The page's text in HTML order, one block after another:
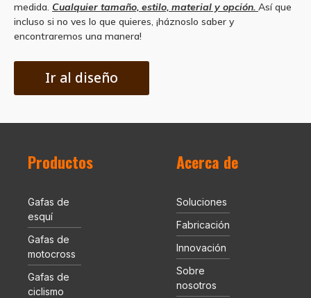
medida. Cualquier tamaño, estilo, material y opción. Así que
incluso si no ves lo que quieres, ¡háznoslo saber y
encontraremos una manera!
Ir al diseño
Productos
Gafas de
esquí
Gafas de
motocross
Gafas de
ciclismo
Acerca de
Soluciones
Fabricación
Innovación
Sobre
nosotros